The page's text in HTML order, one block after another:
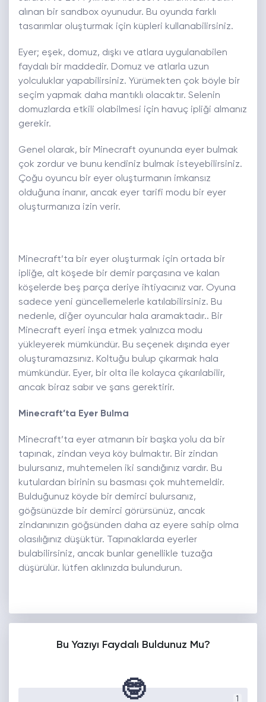
alınan bir sandbox oyunudur. Bu oyunda farklı
tasarımlar oluşturmak için küpleri kullanabilirsiniz.
Eyer; eşek, domuz, dışkı ve atlara uygulanabilen
faydalı bir maddedir. Domuz ve atlarla uzun
yolculuklar yapabilirsiniz. Yürümekten çok böyle bir
seçim yapmak daha mantıklı olacaktır. Selenin
domuzlarda etkili olabilmesi için havuç ipliği almanız
gerekir.
Genel olarak, bir Minecraft oyununda eyer bulmak
çok zordur ve bunu kendiniz bulmak isteyebilirsiniz.
Çoğu oyuncu bir eyer oluşturmanın imkansız
olduğuna inanır, ancak eyer tarifi modu bir eyer
oluşturmanıza izin verir.
Minecraft’ta bir eyer oluşturmak için ortada bir
ipliğe, alt köşede bir demir parçasına ve kalan
köşelerde beş parça deriye ihtiyacınız var. Oyuna
sadece yeni güncellemelerle katılabilirsiniz. Bu
nedenle, diğer oyuncular hala aramaktadır.. Bir
Minecraft eyeri inşa etmek yalnızca modu
yükleyerek mümkündür. Bu seçenek dışında eyer
oluşturamazsınız. Koltuğu bulup çıkarmak hala
mümkündür. Eyer, bir olta ile kolayca çıkarılabilir,
ancak biraz sabır ve şans gerektirir.
Minecraft’ta Eyer Bulma
Minecraft’ta eyer atmanın bir başka yolu da bir
tapınak, zindan veya köy bulmaktır. Bir zindan
bulursanız, muhtemelen iki sandığınız vardır. Bu
kutulardan birinin su basması çok muhtemeldir.
Bulduğunuz köyde bir demirci bulursanız,
göğsünüzde bir demirci görürsünüz, ancak
zindanınızın göğsünden daha az eyere sahip olma
olasılığınız düşüktür. Tapınaklarda eyerler
bulabilirsiniz, ancak bunlar genellikle tuzağa
düşürülür. lütfen aklınızda bulundurun.
Bu Yazıyı Faydalı Buldunuz Mu?
🤓